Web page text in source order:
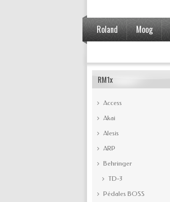
Roland Moog
RM1x
Access
Akai
Alesis
ARP
Behringer
TD-3
Pédales BOSS